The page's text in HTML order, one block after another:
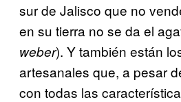
sur de Jalisco que no
en su tierra no se da el
weber). Y también están
artesanales que, a pesar
con todas las